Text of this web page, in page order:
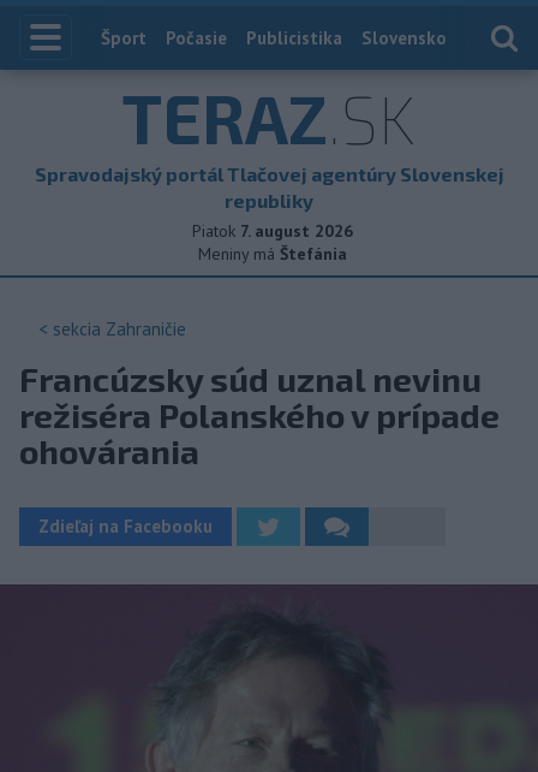
Index
Šport Počasie Publicistika Slovensko
TERAZ.SK
Spravodajský portál Tlačovej agentúry Slovenskej
republiky
Piatok 7. august 2026
Meniny má Štefánia
< sekcia Zahraničie
Francúzsky súd uznal nevinu
režiséra Polanského v prípade
ohovárania
Zdieľaj na Facebooku